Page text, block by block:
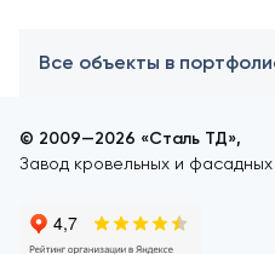
Все объекты в
© 2009—2026 «Сталь ТД»,
Завод кровельных и